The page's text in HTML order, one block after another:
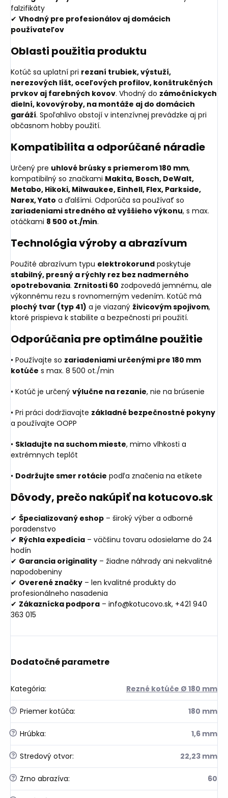
falzifikáty
✔ Vhodný pre profesionálov aj domácich
používateľov
Oblasti použitia produktu
Kotúč sa uplatní pri rezaní trubiek, výstuží,
nerezových líšt, oceľových profilov, konštrukčných
prvkov aj farebných kovov. Vhodný do zámočníckych
dielní, kovovýroby, na montáže aj do domácich
garáží. Spoľahlivo obstojí v intenzívnej prevádzke aj pri
občasnom hobby použití.
Kompatibilita a odporúčané náradie
Určený pre uhlové brúsky s priemerom 180 mm,
kompatibilný so značkami Makita, Bosch, DeWalt,
Metabo, Hikoki, Milwaukee, Einhell, Flex, Parkside,
Narex, Yato a ďalšími. Odporúča sa používať so
zariadeniami stredného až vyššieho výkonu, s max.
otáčkami 8 500 ot./min.
Technológia výroby a abrazívum
Použité abrazívum typu elektrokorund poskytuje
stabilný, presný a rýchly rez bez nadmerného
opotrebovania. Zrnitosti 60 zodpovedá jemnému, ale
výkonnému rezu s rovnomerným vedením. Kotúč má
plochý tvar (typ 41) a je viazaný živicovým spojivom,
ktoré prispieva k stabilite a bezpečnosti pri použití.
Odporúčania pre optimálne použitie
• Používajte so zariadeniami určenými pre 180 mm
kotúče s max. 8 500 ot./min
• Kotúč je určený výlučne na rezanie, nie na brúsenie
• Pri práci dodržiavajte základné bezpečnostné pokyny
a používajte OOPP
• Skladujte na suchom mieste, mimo vlhkosti a
extrémnych teplôt
• Dodržujte smer rotácie podľa značenia na etikete
Dôvody, prečo nakúpiť na kotucovo.sk
✔ Špecializovaný eshop – široký výber a odborné
poradenstvo
✔ Rýchla expedícia – väčšinu tovaru odosielame do 24
hodín
✔ Garancia originality – žiadne náhrady ani nekvalitné
napodobeniny
✔ Overené značky – len kvalitné produkty do
profesionálneho nasadenia
✔ Zákaznícka podpora – info@kotucovo.sk, +421 940
363 015
Dodatočné parametre
Kategória: Rezné kotúče Ø 180 mm
? Priemer kotúča: 180 mm
? Hrúbka: 1,6 mm
? Stredový otvor: 22,23 mm
? Zrno abrazíva: 60